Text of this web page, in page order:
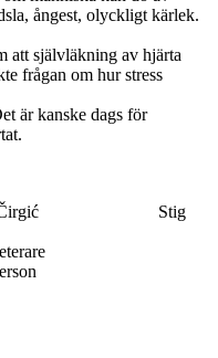
ångest, olyckligt kärlek.
självläkning av hjärta
frågan om hur stress
kanske dags för
Čirgić Stig